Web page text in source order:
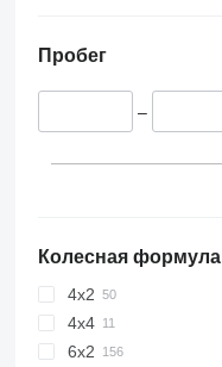
Пробег
–
Колесная формула
4x2
4x4
6x2